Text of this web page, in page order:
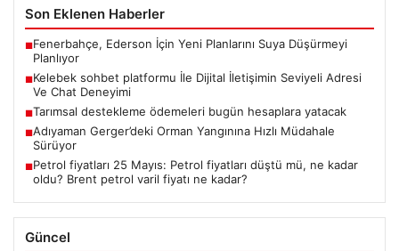
Son Eklenen Haberler
■Fenerbahçe, Ederson İçin Yeni Planlarını Suya Düşürmeyi
Planlıyor
■Kelebek sohbet platformu İle Dijital İletişimin Seviyeli Adresi
Ve Chat Deneyimi
■Tarımsal destekleme ödemeleri bugün hesaplara yatacak
■Adıyaman Gerger’deki Orman Yangınına Hızlı Müdahale
Sürüyor
■Petrol fiyatları 25 Mayıs: Petrol fiyatları düştü mü, ne kadar
oldu? Brent petrol varil fiyatı ne kadar?
Güncel